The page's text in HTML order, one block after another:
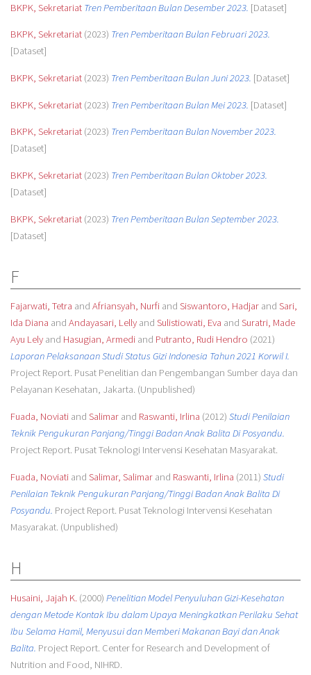
BKPK, Sekretariat Tren Pemberitaan Bulan Desember 2023. [Dataset]
BKPK, Sekretariat(2023) Tren Pemberitaan Bulan Februari 2023.
[Dataset]
BKPK, Sekretariat(2023) Tren Pemberitaan Bulan Juni 2023. [Dataset]
BKPK, Sekretariat(2023) Tren Pemberitaan Bulan Mei 2023. [Dataset]
BKPK, Sekretariat(2023) Tren Pemberitaan Bulan November 2023.
[Dataset]
BKPK, Sekretariat(2023) Tren Pemberitaan Bulan Oktober 2023.
[Dataset]
BKPK, Sekretariat(2023) Tren Pemberitaan Bulan September 2023.
[Dataset]
F
Fajarwati, Tetra and Afriansyah, Nurfiand Siswantoro, Hadjarand Sari,
Ida Diana and Andayasari, Lellyand Sulistiowati, Eva and Suratri, Made
Ayu Lelyand Hasugian, Armediand Putranto, Rudi Hendro (2021)
Laporan Pelaksanaan Studi Status Gizi Indonesia Tahun 2021 Korwil I.
Project Report. Pusat Penelitian dan Pengembangan Sumber daya dan
Pelayanan Kesehatan, Jakarta. (Unpublished)
Fuada, Noviatiand Salimarand Raswanti, Irlina (2012) Studi Penilaian
Teknik Pengukuran Panjang/Tinggi Badan Anak Balita Di Posyandu.
Project Report. Pusat Teknologi Intervensi Kesehatan Masyarakat.
Fuada, Noviatiand Salimar, Salimarand Raswanti, Irlina (2011) Studi
Penilaian Teknik Pengukuran Panjang/Tinggi Badan Anak Balita Di
Posyandu. Project Report. Pusat Teknologi Intervensi Kesehatan
Masyarakat. (Unpublished)
H
Husaini, Jajah K.(2000) Penelitian Model Penyuluhan Gizi-Kesehatan
dengan Metode Kontak Ibu dalam Upaya Meningkatkan Perilaku Sehat
Ibu Selama Hamil, Menyusui dan Memberi Makanan Bayi dan Anak
Balita. Project Report. Center for Research and Development of
Nutrition and Food, NIHRD.